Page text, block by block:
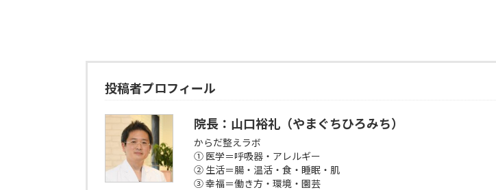
投稿者プロフィール
院長：山口裕礼（やまぐちひろみち）
からだ整えラボ
① 医学＝呼吸器・アレルギー
② 生活＝腸・温活・食・睡眠・肌
③ 幸福＝働き方・環境・園芸